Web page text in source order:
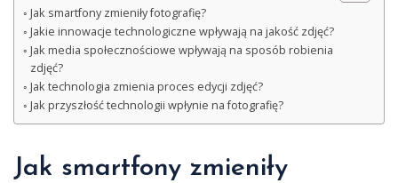
Jak smartfony zmieniły fotografię?
Jakie innowacje technologiczne wpływają na jakość zdjęć?
Jak media społecznościowe wpływają na sposób robienia
zdjęć?
Jak technologia zmienia proces edycji zdjęć?
Jak przyszłość technologii wpłynie na fotografię?
Jak smartfony zmieniły